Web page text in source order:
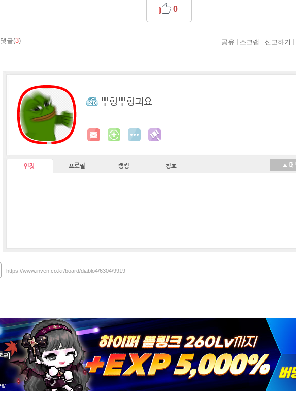
댓글(3)
0
공유 스크랩 신고하기
뿌힝뿌힝긔요
인장 프로필 랭킹 칭호
https://www.inven.co.kr/board/diablo4/6304/9919